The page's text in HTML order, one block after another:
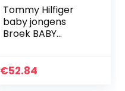
Tommy Hilfiger
baby jongens
Broek BABY
€52.84